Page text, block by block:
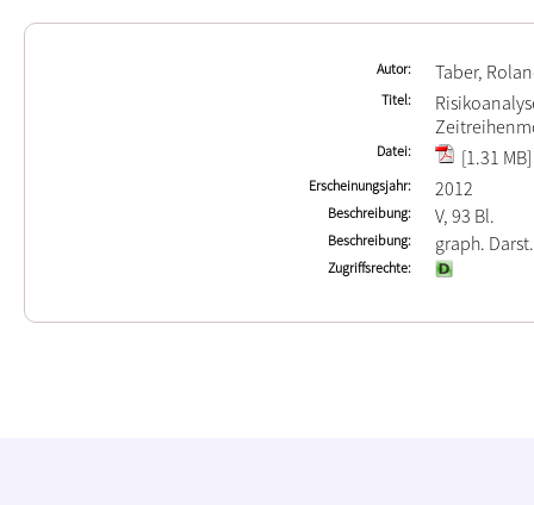
Autor Taber,
Titel
Datei [1.31 MB]
Erscheinungsjahr 2012
Beschreibung V, 93 Bl.
Beschreibung graph. Darst.
Zugriffsrechte